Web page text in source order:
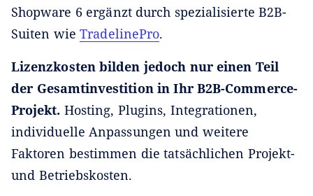
Shopware 6 ergänzt durch spezialisierte B2B-
Suiten wieTradelinePro.
Lizenzkosten bilden jedoch nur einen Teil
der Gesamtinvestition in Ihr B2B-Commerce-
Projekt. Hosting, Plugins, Integrationen,
individuelle Anpassungen und weitere
Faktoren bestimmen die tatsächlichen Projekt-
und Betriebskosten.